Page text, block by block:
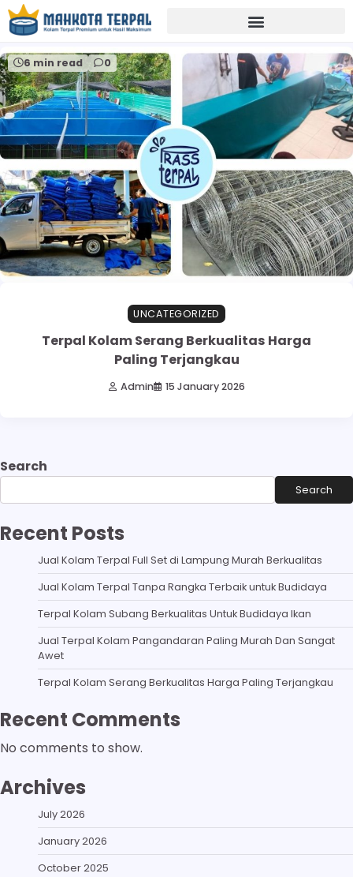
Home jual terpal kolam serang
6 min read 0
UNCATEGORIZED
Terpal Kolam Serang Berkualitas Harga
Paling Terjangkau
Admin 15 January 2026
Search
Search
Recent Posts
Jual Kolam Terpal Full Set di Lampung Murah Berkualitas
Jual Kolam Terpal Tanpa Rangka Terbaik untuk Budidaya
Terpal Kolam Subang Berkualitas Untuk Budidaya Ikan
Jual Terpal Kolam Pangandaran Paling Murah Dan Sangat
Awet
Terpal Kolam Serang Berkualitas Harga Paling Terjangkau
Recent Comments
No comments to show.
Archives
July 2026
January 2026
October 2025